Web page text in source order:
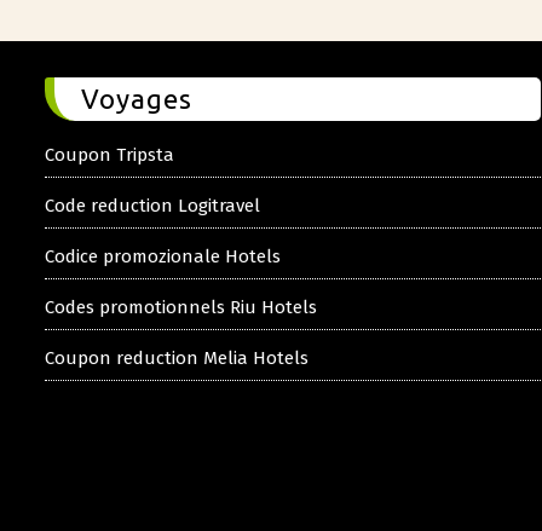
Voyages
Coupon Tripsta
Code reduction Logitravel
Codice promozionale Hotels
Codes promotionnels Riu Hotels
Coupon reduction Melia Hotels